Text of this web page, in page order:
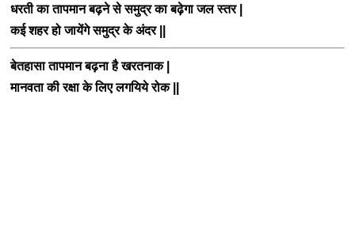
धरती का तापमान बढ़ने से समुद्र का बढ़ेगा जल स्तर|
कई शहर हो जायेंगे समुद्र के अंदर||
बेतहासा तापमान बढ़ना है खरतनाक
मानवता की रक्षा के लिए लगयिये रोक||